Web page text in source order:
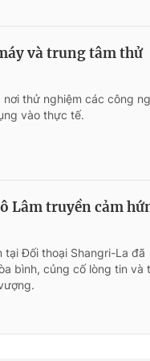
và trung tâm thử
nơi thử nghiệm các công
vào thực tế.
Lâm truyền cảm
tại Đối thoại Shangri-La đã
bình, củng cố lòng tin và